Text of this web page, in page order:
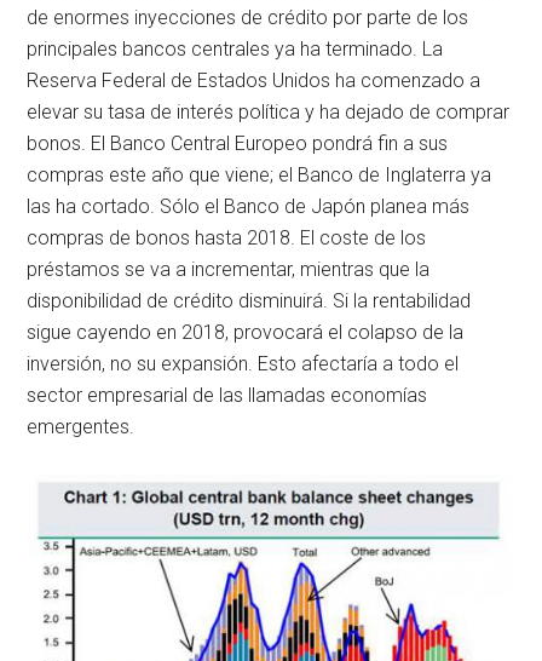
de enormes inyecciones de crédito por parte de los
principales bancos centrales ya ha terminado. La
Reserva Federal de Estados Unidos ha comenzado a
elevar su tasa de interés política y ha dejado de comprar
bonos. El Banco Central Europeo pondrá fin a sus
compras este año que viene; el Banco de Inglaterra ya
las ha cortado. Sólo el Banco de Japón planea más
compras de bonos hasta 2018. El coste de los
préstamos se va a incrementar, mientras que la
disponibilidad de crédito disminuirá. Si la rentabilidad
sigue cayendo en 2018, provocará el colapso de la
inversión, no su expansión. Esto afectaría a todo el
sector empresarial de las llamadas economías
emergentes.